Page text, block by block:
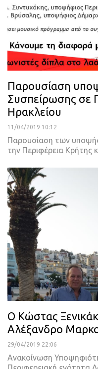
Παρουσίαση
Συσπείρωσης σε
Ηρακλείου
11/04/2019 10:12
Παρουσίαση των
την Περιφέρεια Κρήτης
O Κώστας
Αλέξανδρο
29/04/2019 22:06
Ανακοίνωση